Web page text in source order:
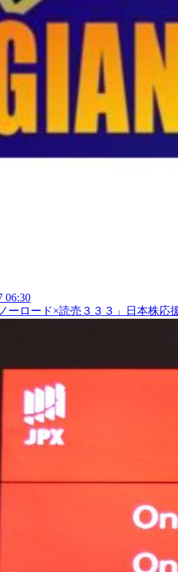
06:30
ーロード×読売３３３」日本株